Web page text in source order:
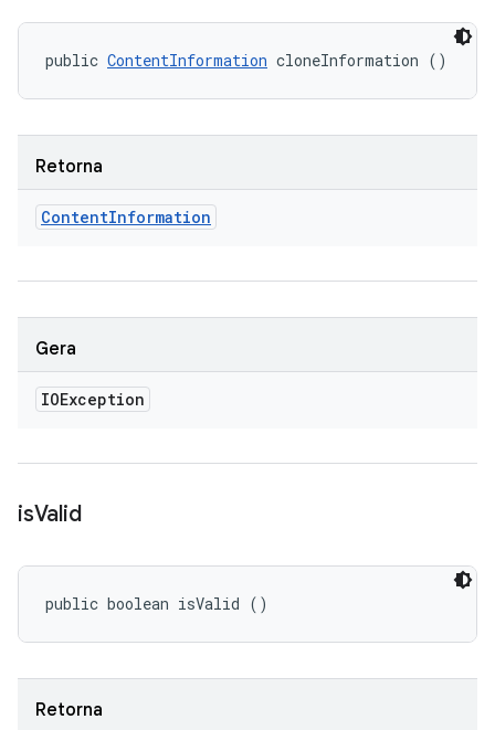
public ContentInformation cloneInformation ()
Retorna
ContentInformation
Gera
IOException
isValid
public boolean isValid ()
Retorna